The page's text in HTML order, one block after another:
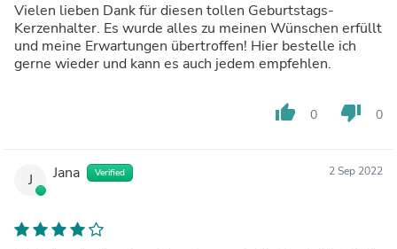
Vielen lieben Dank für diesen tollen Geburtstags-
Kerzenhalter. Es wurde alles zu meinen Wünschen erfüllt
und meine Erwartungen übertroffen! Hier bestelle ich
gerne wieder und kann es auch jedem empfehlen.
thumb_up 0 thumb_down 0
J Jana Verified 2 Sep 2022